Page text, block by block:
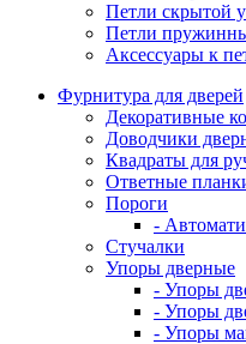
Петли скрытой
Петли
Аксессуары к
Фурнитура для дверей
Декоративные
Доводчики
Квадраты для
Ответные
Пороги
-
Стучалки
Упоры дверные
- Упоры
- Упоры
- Упоры